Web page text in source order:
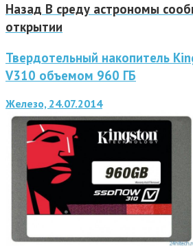
Назад В среду астрономы
открытии
Твердотельный накопитель
V310 объемом 960 ГБ
Железо, 24.07.2014